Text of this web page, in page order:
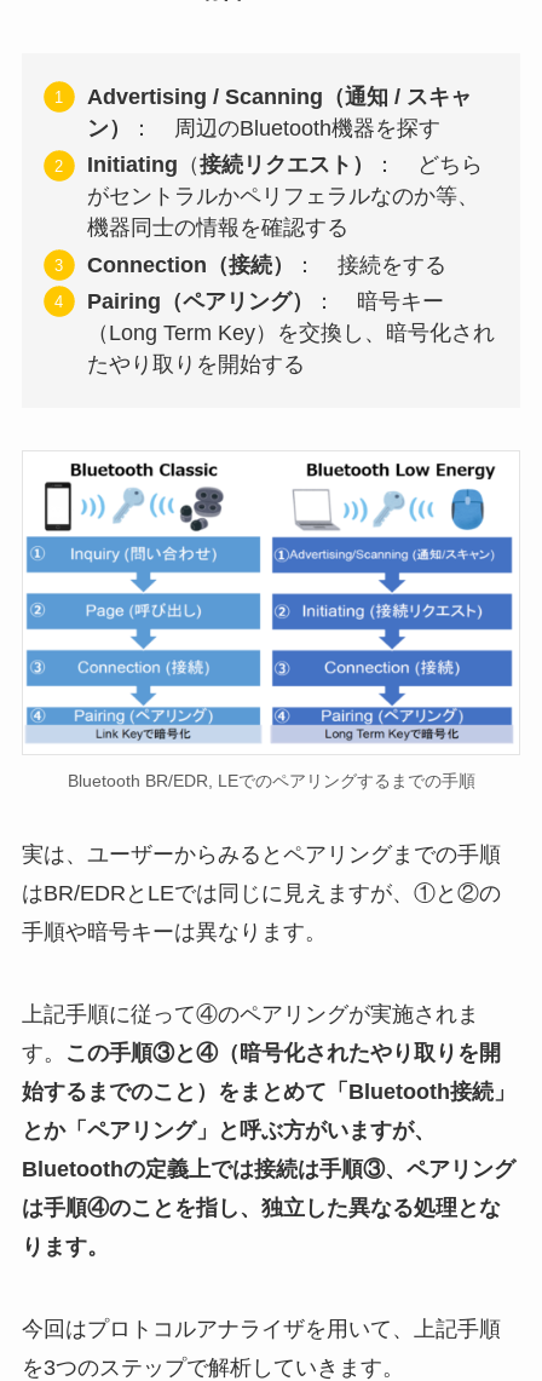
Advertising / Scanning（通知 / スキャ
ン）
： 周辺のBluetooth機器を探す
Initiating （接続リクエスト）
： どちら
がセントラルかペリフェラルなのか等、
機器同士の情報を確認する
Connection（接続）
： 接続をする
Pairing（ペアリング）
： 暗号キー
（Long Term Key）を交換し、暗号化され
たやり取りを開始する
Bluetooth BR/EDR, LEでのペアリングするまでの手順
実は、ユーザーからみるとペアリングまでの手順
はBR/EDRとLEでは同じに見えますが、①と②の
手順や暗号キーは異なります。
上記手順に従って④のペアリングが実施されま
す。
この手順③と④（暗号化されたやり取りを開
始するまでのこと）をまとめて「Bluetooth接続」
とか「ペアリング」と呼ぶ方がいますが、
Bluetoothの定義上では接続は手順③、ペアリング
は手順④のことを指し、独立した異なる処理とな
ります。
今回はプロトコルアナライザを用いて、上記手順
を3つのステップで解析していきます。